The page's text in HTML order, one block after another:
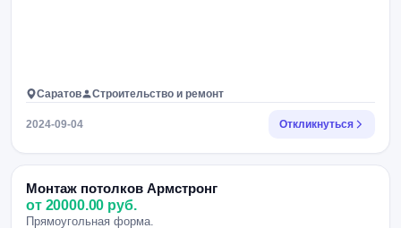
Саратов Строительство и ремонт
2024-09-04 Откликнуться
Монтаж потолков Армстронг
от 20000.00 руб.
Прямоугольная форма.